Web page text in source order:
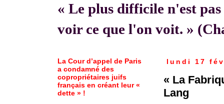
« Le plus difficile n'est
voir ce que l'on voit. »
lundi 17
« La
Lang
La Cour d’appel de Paris
a condamné des
copropriétaires juifs
français en créant leur «
dette » !